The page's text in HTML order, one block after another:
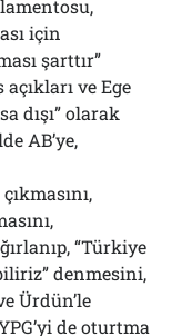
için
şarttır”
ve Ege
dışı” olarak
AB’ye,
“Türkiye
denmesini,
Ürdün’le
de oturtma